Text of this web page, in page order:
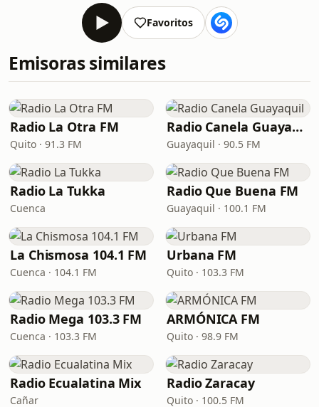
Favoritos
Emisoras similares
Radio La Otra FM
Quito · 91.3 FM
Radio Canela Guayaquil
Guayaquil · 90.5 FM
Radio La Tukka
Cuenca
Radio Que Buena FM
Guayaquil · 100.1 FM
La Chismosa 104.1 FM
Cuenca · 104.1 FM
Urbana FM
Quito · 103.3 FM
Radio Mega 103.3 FM
Cuenca · 103.3 FM
ARMÓNICA FM
Quito · 98.9 FM
Radio Ecualatina Mix
Cañar
Radio Zaracay
Quito · 100.5 FM